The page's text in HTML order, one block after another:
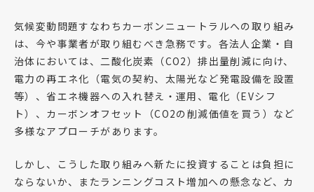
気候変動問題すなわちカーボンニュートラルへの取り組み
は、今や事業者が取り組むべき急務です。各法人企業・自
治体においては、二酸化炭素（CO2）排出量削減に向け、
電力の再エネ化（電気の契約、太陽光など発電設備を設置
等）、省エネ機器への入れ替え・運用、電化（EVシフ
ト）、カーボンオフセット（CO2の削減価値を買う）など
多様なアプローチがあります。
しかし、こうした取り組みへ新たに投資することは負担に
ならないか、またランニングコスト増加への懸念など、カ